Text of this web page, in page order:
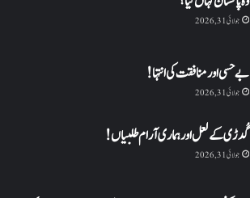
جولائی 31, 2026
بے حسی اور منافقت کی انتہا !
جولائی 31, 2026
گُدڑی کے لعل اور ہماری آرام طلبیاں!
جولائی 31, 2026